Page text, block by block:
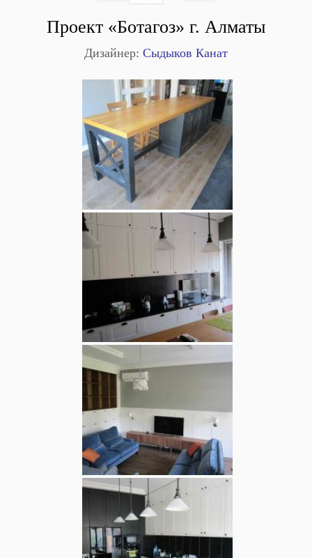
Проект «Ботагоз» г. Алматы
Дизайнер: Сыдыков Канат